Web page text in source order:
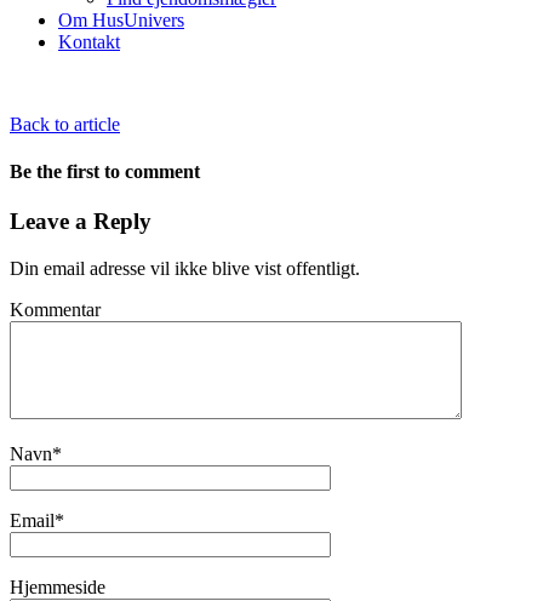
Om HusUnivers
Kontakt
Back to article
Be the first to comment
Leave a Reply
Din email adresse vil ikke blive vist offentligt.
Kommentar
Navn*
Email*
Hjemmeside